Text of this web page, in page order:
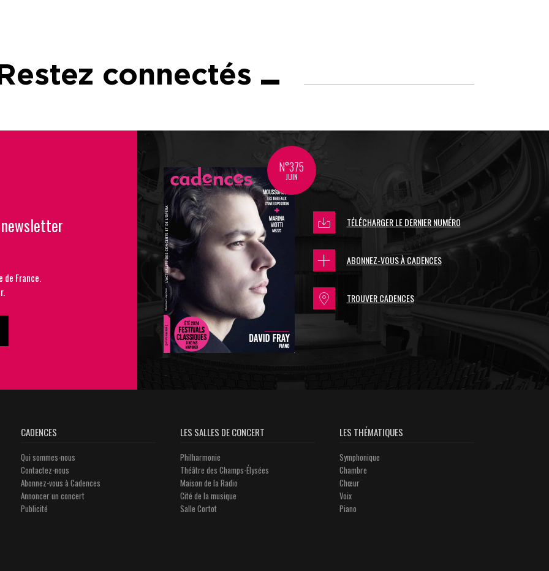
connectés
de France.
N°375
JUIN
TÉLÉCHARGER LE DERNIER NUMÉRO
ABONNEZ-VOUS À CADENCES
TROUVER CADENCES
CADENCES
Qui sommes-nous
Contactez-nous
Abonnez-vous à Cadences
Annoncer un concert
Publicité
LES SALLES DE CONCERT
Philharmonie
Théâtre des Champs-Élysées
Maison de la Radio
Cité de la musique
Salle Cortot
LES THÉMATIQUES
Symphonique
Chambre
Chœur
Voix
Piano